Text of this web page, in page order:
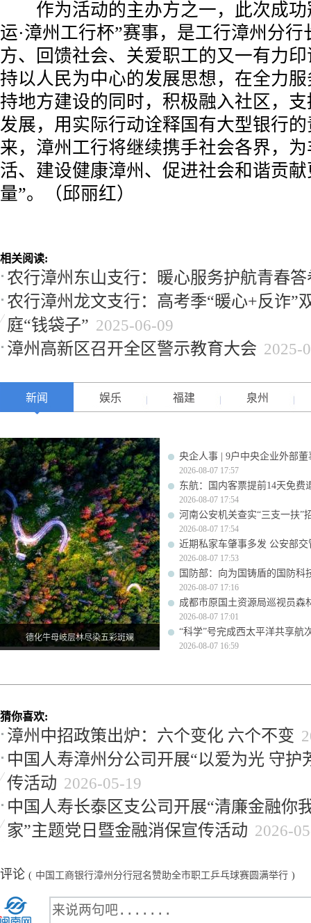
作为活动的主办方之一，此次成功
运·漳州工行杯”赛事，是工行漳州分
方、回馈社会、关爱职工的又一有力
持以人民为中心的发展思想，在全力
持地方建设的同时，积极融入社区，
发展，用实际行动诠释国有大型银行
来，漳州工行将继续携手社会各界，
活、建设健康漳州、促进社会和谐贡
量”。（邱丽红）
相关阅读:
农行漳州东山支行：暖心服务护航青春答
农行漳州龙文支行：高考季“暖心+反诈”
庭“钱袋子” 2025-06-09
漳州高新区召开全区警示教育大会 2025-
新闻 娱乐 福建 泉州
德化牛母岐层林尽染五彩斑斓
央企人事 | 9户中央企业外部
2026-08-07 17:57
东航：国内客票提前14天免费
2026-08-07 17:54
河南公安机关查实“三支一扶”
2026-08-07 17:54
近期私家车肇事多发 公安部
2026-08-07 17:53
国防部：向为国铸盾的国防科
2026-08-07 17:16
成都市原国土资源局巡视员森
2026-08-07 17:01
“科学”号完成西太平洋共享航
2026-08-07 16:59
猜你喜欢:
漳州中招政策出炉：六个变化 六个不变
中国人寿漳州分公司开展“以爱为光 守护
传活动 2026-05-19
中国人寿长泰区支公司开展“清廉金融你
家”主题党日暨金融消保宣传活动 2026-
评论 ( 中国工商银行漳州分行冠名赞助全市职工乒乓球赛圆满举行 )